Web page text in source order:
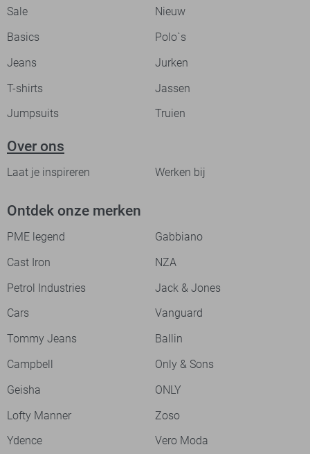
Sale
Nieuw
Basics
Polo`s
Jeans
Jurken
T-shirts
Jassen
Jumpsuits
Truien
Over ons
Laat je inspireren Werken bij
Ontdek onze merken
PME legend
Gabbiano
Cast Iron
NZA
Petrol Industries
Jack & Jones
Cars
Vanguard
Tommy Jeans
Ballin
Campbell
Only & Sons
Geisha
ONLY
Lofty Manner
Zoso
Ydence
Vero Moda